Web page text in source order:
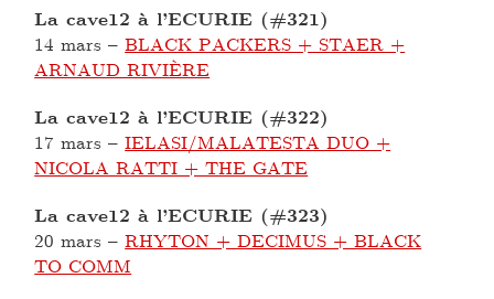
La cave12 à l’ECURIE (#321)
14 mars –BLACK PACKERS + STAER +
ARNAUD RIVIÈRE
La cave12 à l’ECURIE (#322)
17 mars –IELASI/MALATESTA DUO +
NICOLA RATTI + THE GATE
La cave12 à l’ECURIE (#323)
20 mars –RHYTON + DECIMUS + BLACK
TO COMM